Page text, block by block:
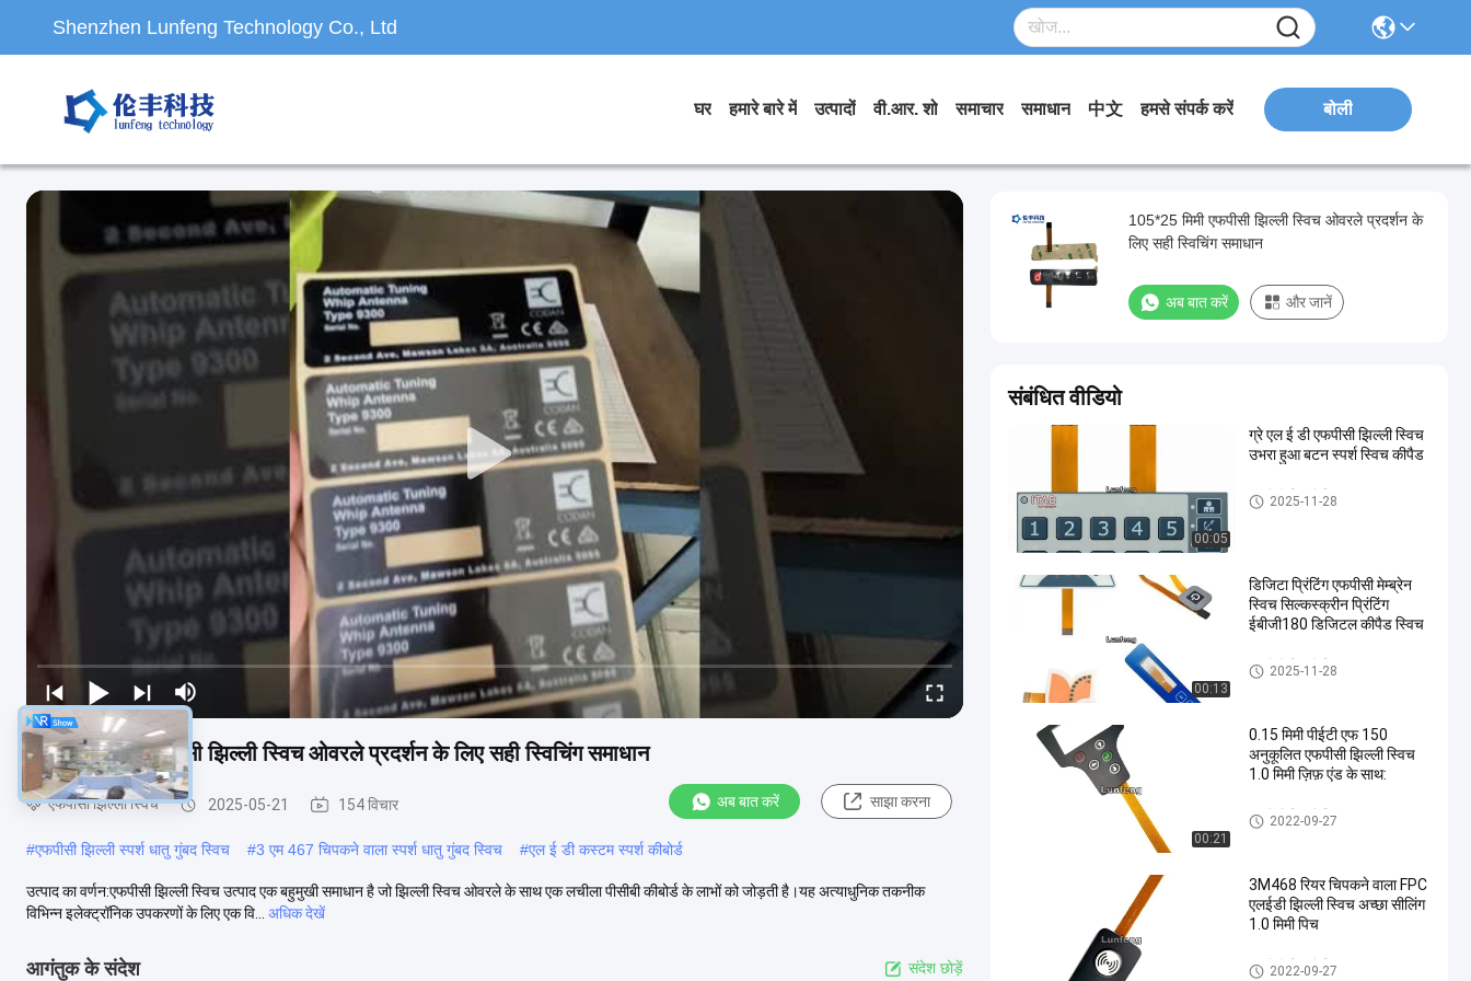
Shenzhen Lunfeng Technology Co., Ltd
घर हमारे बारे में उत्पादों वी.आर. शो समाचार समाधान 中文 हमसे संपर्क करें बोली
105*25 मिमी एफपीसी झिल्ली स्विच ओवरले प्रदर्शन के लिए सही स्विचिंग समाधान
एफपीसी झिल्ली स्विच 2025-05-21 154 विचार अब बात करें साझा करना
#एफपीसी झिल्ली स्पर्श धातु गुंबद स्विच #3 एम 467 चिपकने वाला स्पर्श धातु गुंबद स्विच #एल ई डी कस्टम स्पर्श कीबोर्ड
उत्पाद का वर्णन:एफपीसी झिल्ली स्विच उत्पाद एक बहुमुखी समाधान है जो झिल्ली स्विच ओवरले के साथ एक लचीला पीसीबी कीबोर्ड के लाभों को जोड़ती है।यह अत्याधुनिक तकनीक
विभिन्न इलेक्ट्रॉनिक उपकरणों के लिए एक वि...
अधिक देखें
आगंतुक के संदेश संदेश छोड़ें
105*25 मिमी एफपीसी झिल्ली स्विच ओवरले प्रदर्शन के
लिए सही स्विचिंग समाधान
अब बात करें और जानें
संबंधित वीडियो
00:05
ग्रे एल ई डी एफपीसी झिल्ली स्विच
उभरा हुआ बटन स्पर्श स्विच कीपैड
एफपीसी झिल्ली स्विच
2025-11-28
00:13
डिजिटा प्रिंटिंग एफपीसी मेम्ब्रेन
स्विच सिल्कस्क्रीन प्रिंटिंग
ईबीजी180 डिजिटल कीपैड स्विच
एफपीसी झिल्ली स्विच
2025-11-28
00:21
0.15 मिमी पीईटी एफ 150
अनुकूलित एफपीसी झिल्ली स्विच
1.0 मिमी ज़िफ़ एंड के साथ:
एफपीसी झिल्ली स्विच
2022-09-27
3M468 रियर चिपकने वाला FPC
एलईडी झिल्ली स्विच अच्छा सीलिंग
1.0 मिमी पिच
एफपीसी झिल्ली स्विच
2022-09-27